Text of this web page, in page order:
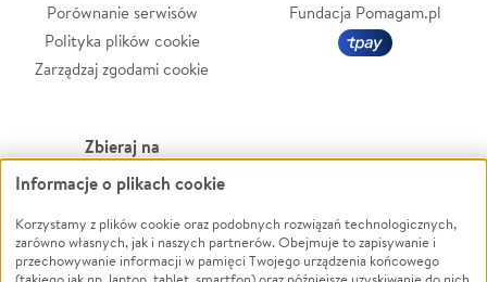
Porównanie serwisów
Polityka plików cookie
Zarządzaj zgodami cookie
Fundacja Pomagam.pl
Zbieraj na
Leczenie
Zwierzęta
Pożar
Powódź
Wichura
Informacje o plikach cookie
Korzystamy z plików cookie oraz podobnych rozwiązań technologicznych,
zarówno własnych, jak i naszych partnerów. Obejmuje to zapisywanie i
przechowywanie informacji w pamięci Twojego urządzenia końcowego